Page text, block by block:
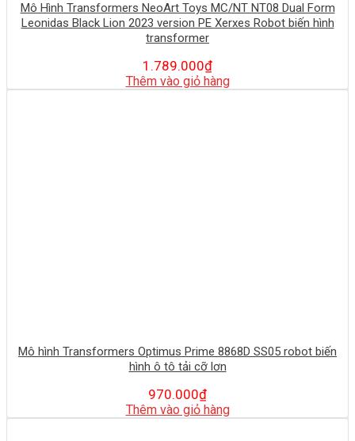
Mô Hình Transformers NeoArt Toys MC/NT NT08 Dual Form
Leonidas Black Lion 2023 version PE Xerxes Robot biến hình
transformer
1.789.000₫
Thêm vào giỏ hàng
Mô hình Transformers Optimus Prime 8868D SS05 robot biến
hình ô tô tải cỡ lơn
970.000₫
Thêm vào giỏ hàng